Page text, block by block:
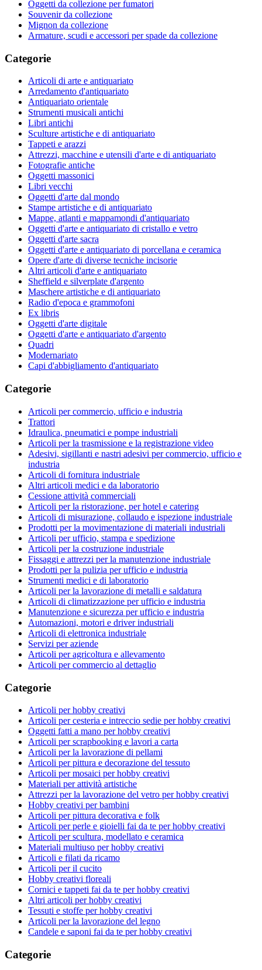
Oggetti da collezione per fumatori
Souvenir da collezione
Mignon da collezione
Armature, scudi e accessori per spade da collezione
Categorie
Articoli di arte e antiquariato
Arredamento d'antiquariato
Antiquariato orientale
Strumenti musicali antichi
Libri antichi
Sculture artistiche e di antiquariato
Tappeti e arazzi
Attrezzi, macchine e utensili d'arte e di antiquariato
Fotografie antiche
Oggetti massonici
Libri vecchi
Oggetti d'arte dal mondo
Stampe artistiche e di antiquariato
Mappe, atlanti e mappamondi d'antiquariato
Oggetti d'arte e antiquariato di cristallo e vetro
Oggetti d'arte sacra
Oggetti d'arte e antiquariato di porcellana e ceramica
Opere d'arte di diverse tecniche incisorie
Altri articoli d'arte e antiquariato
Sheffield e silverplate d'argento
Maschere artistiche e di antiquariato
Radio d'epoca e grammofoni
Ex libris
Oggetti d'arte digitale
Oggetti d'arte e antiquariato d'argento
Quadri
Modernariato
Capi d'abbigliamento d'antiquariato
Categorie
Articoli per commercio, ufficio e industria
Trattori
Idraulica, pneumatici e pompe industriali
Articoli per la trasmissione e la registrazione video
Adesivi, sigillanti e nastri adesivi per commercio, ufficio e
industria
Articoli di fornitura industriale
Altri articoli medici e da laboratorio
Cessione attività commerciali
Articoli per la ristorazione, per hotel e catering
Articoli di misurazione, collaudo e ispezione industriale
Prodotti per la movimentazione di materiali industriali
Articoli per ufficio, stampa e spedizione
Articoli per la costruzione industriale
Fissaggi e attrezzi per la manutenzione industriale
Prodotti per la pulizia per ufficio e industria
Strumenti medici e di laboratorio
Articoli per la lavorazione di metalli e saldatura
Articoli di climatizzazione per ufficio e industria
Manutenzione e sicurezza per ufficio e industria
Automazioni, motori e driver industriali
Articoli di elettronica industriale
Servizi per aziende
Articoli per agricoltura e allevamento
Articoli per commercio al dettaglio
Categorie
Articoli per hobby creativi
Articoli per cesteria e intreccio sedie per hobby creativi
Oggetti fatti a mano per hobby creativi
Articoli per scrapbooking e lavori a carta
Articoli per la lavorazione di pellami
Articoli per pittura e decorazione del tessuto
Articoli per mosaici per hobby creativi
Materiali per attività artistiche
Attrezzi per la lavorazione del vetro per hobby creativi
Hobby creativi per bambini
Articoli per pittura decorativa e folk
Articoli per perle e gioielli fai da te per hobby creativi
Articoli per scultura, modellato e ceramica
Materiali multiuso per hobby creativi
Articoli e filati da ricamo
Articoli per il cucito
Hobby creativi floreali
Cornici e tappeti fai da te per hobby creativi
Altri articoli per hobby creativi
Tessuti e stoffe per hobby creativi
Articoli per la lavorazione del legno
Candele e saponi fai da te per hobby creativi
Categorie